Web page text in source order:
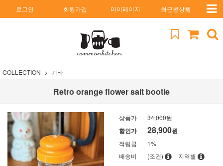
로그인 회원가입 마이페이지 최근본상품
COLLECTION 기타
Retro orange flower salt bootle
상품가 34,000원
할인가 28,900원
적립금
1%
배송비
(조건) 지역별